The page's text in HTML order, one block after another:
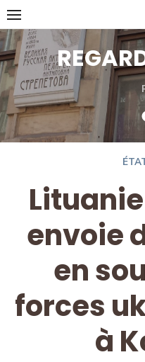
Skip
to
content
Lituanie
envoie
en
forces
à